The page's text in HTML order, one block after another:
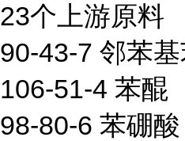
23个上游原料
90-43-7 邻苯
106-51-4 苯醌
98-80-6 苯硼酸